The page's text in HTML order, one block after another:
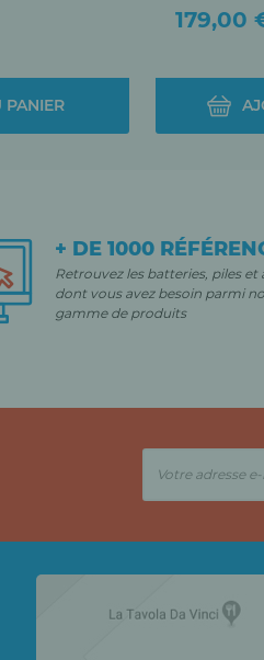
PANIER
Prix
179,00
+ DE 1000
Retrouvez les batteries, piles et
dont vous avez besoin parmi
gamme de produits